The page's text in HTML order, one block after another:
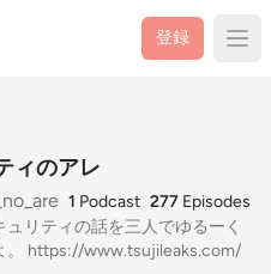
登録
ィのアレ
1 Podcast 277 Episodes
ュリティの話を三人でゆるーく
。 https://www.tsujileaks.com/